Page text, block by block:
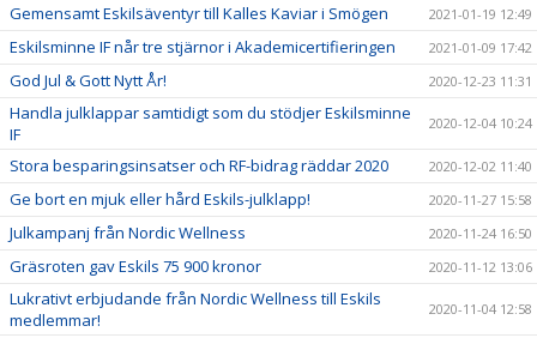
Gemensamt Eskilsäventyr till Kalles Kaviar i Smögen 2021-01-19 12:49
Eskilsminne IF når tre stjärnor i Akademicertifieringen 2021-01-09 17:42
God Jul & Gott Nytt År! 2020-12-23 11:31
Handla julklappar samtidigt som du stödjer Eskilsminne
IF
2020-12-04 10:24
Stora besparingsinsatser och RF-bidrag räddar 2020 2020-12-02 11:40
Ge bort en mjuk eller hård Eskils-julklapp! 2020-11-27 15:58
Julkampanj från Nordic Wellness 2020-11-24 16:50
Gräsroten gav Eskils 75 900 kronor 2020-11-12 13:06
Lukrativt erbjudande från Nordic Wellness till Eskils
medlemmar!
2020-11-04 12:58